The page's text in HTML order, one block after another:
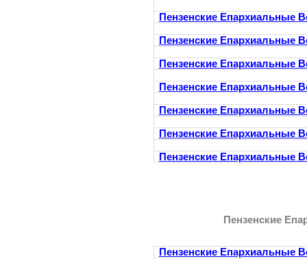
Пензенские Епархиальные
Пензенские Епархиальные
Пензенские Епархиальные
Пензенские Епархиальные
Пензенские Епархиальные
Пензенские Епархиальные
Пензенские Епархиальные
Пензенские
Пензенские Епархиальные